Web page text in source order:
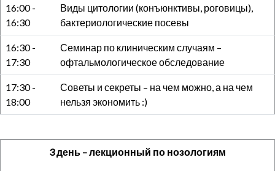
16:00 -
16:30
Виды цитологии (конъюнктивы, роговицы),
бактериологические посевы
16:30 -
17:30
Семинар по клиническим случаям –
офтальмологическое обследование
17:30 -
18:00
Советы и секреты – на чем можно, а на чем
нельзя экономить :)
3 день – лекционный по нозологиям